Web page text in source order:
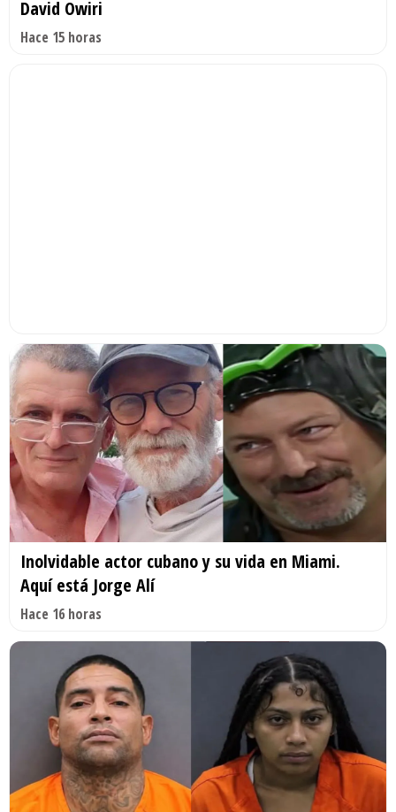
David Owiri
Hace 15 horas
Inolvidable actor cubano y su vida en Miami.
Aquí está Jorge Alí
Hace 16 horas